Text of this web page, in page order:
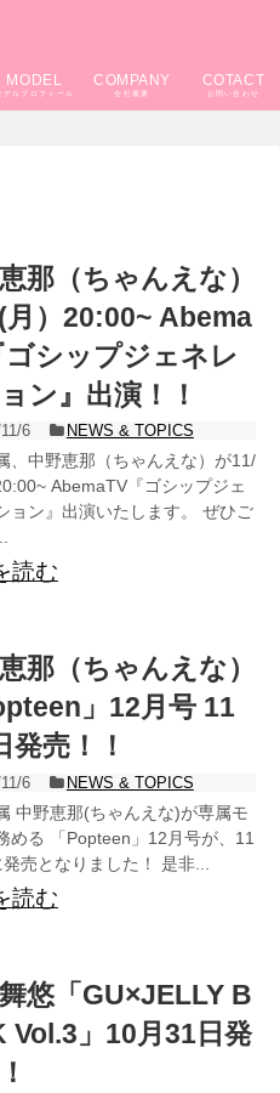
COTACT
COMPANY
MODEL
那（ちゃんえな）
月）20:00~ Abema
ゴシップジェネレ
ン』出演！！
6 NEWS & TOPICS
、中野恵那（ちゃんえな）が11/
AbemaTV『ゴシップジェ
ョン』出演いたします。 ぜひご
読む
那（ちゃんえな）
」12月号 11
発売！！
6 NEWS & TOPICS
中野恵那(ちゃんえな)が専属モ
める 「Popteen」12月号が、11
発売となりました！ 是非...
読む
悠「GU×JELLY B
Vol.3」10月31日発